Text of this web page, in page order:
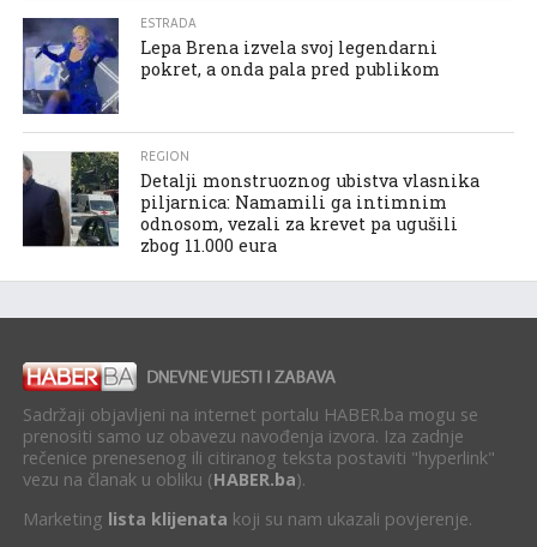
ESTRADA
Lepa Brena izvela svoj legendarni
pokret, a onda pala pred publikom
REGION
Detalji monstruoznog ubistva vlasnika
piljarnica: Namamili ga intimnim
odnosom, vezali za krevet pa ugušili
zbog 11.000 eura
Sadržaji objavljeni na internet portalu HABER.ba mogu se
prenositi samo uz obavezu navođenja izvora. Iza zadnje
rečenice prenesenog ili citiranog teksta postaviti "hyperlink"
vezu na članak u obliku (HABER.ba).
Marketing lista klijenata koji su nam ukazali povjerenje.